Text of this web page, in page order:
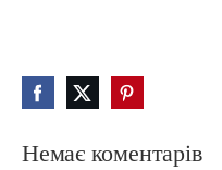
Немає коментарів